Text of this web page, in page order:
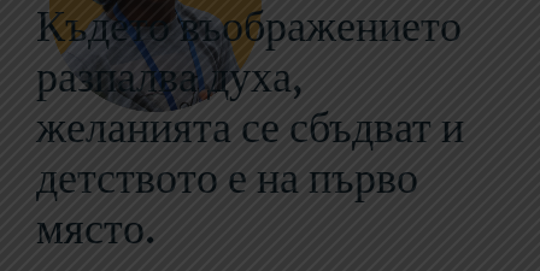
Където въображението
разпалва духа,
желанията се сбъдват и
детството е на първо
място.